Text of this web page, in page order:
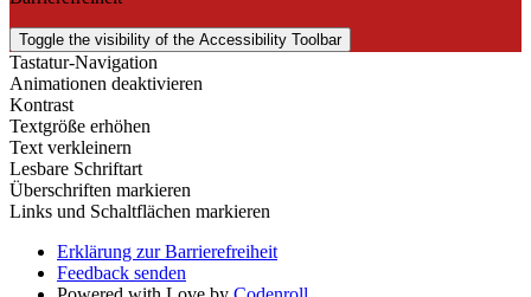
Toggle the visibility of the Accessibility Toolbar
Tastatur-Navigation
Animationen deaktivieren
Kontrast
Textgröße erhöhen
Text verkleinern
Lesbare Schriftart
Überschriften markieren
Links und Schaltflächen markieren
Erklärung zur Barrierefreiheit
Feedback senden